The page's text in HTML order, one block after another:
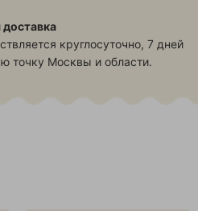
доставка
круглосуточно, 7 дней
точку Москвы и области.